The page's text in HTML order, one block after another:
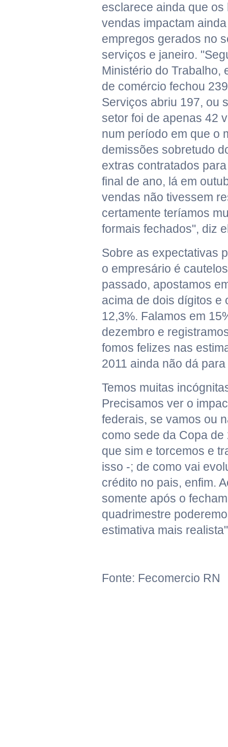
esclarece ainda que
vendas impactam
empregos gerados no
serviços e janeiro.
Ministério do Trabalho,
de comércio fechou
Serviços abriu 197, ou
setor foi de apenas 42
num período em que o
demissões sobretudo
extras contratados
final de ano, lá em
vendas não tivessem
certamente teríamos
formais fechados", diz
Sobre as expectativas
o empresário é
passado, apostamos
acima de dois dígitos e
12,3%. Falamos em
dezembro e
fomos felizes nas
2011 ainda não dá
Temos muitas
Precisamos ver o
federais, se vamos ou
como sede da Copa
que sim e torcemos e
isso -; de como vai
crédito no pais, enfim.
somente após o
quadrimestre
estimativa mais
Fonte: Fecomercio RN